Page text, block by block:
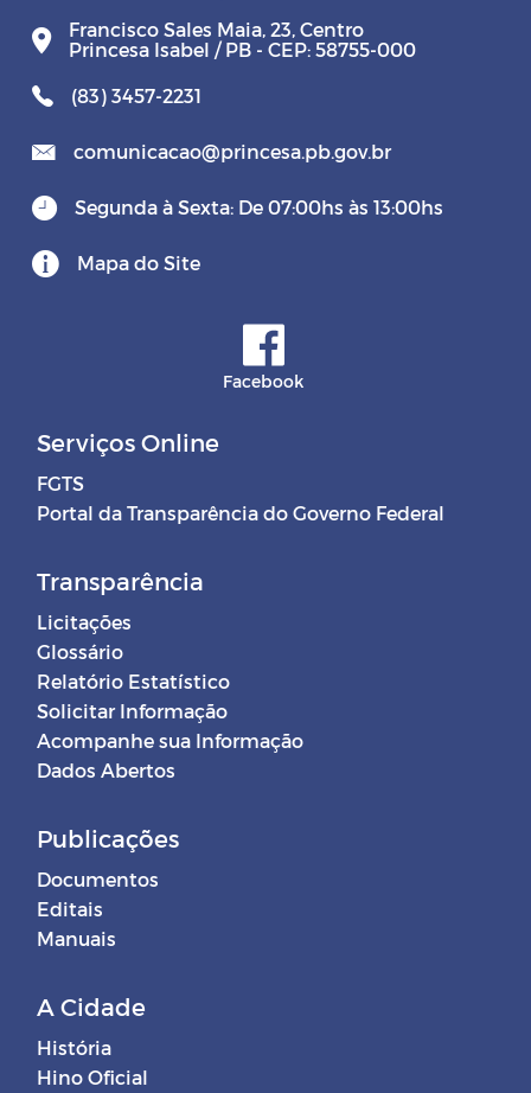
Francisco Sales Maia, 23, Centro
Princesa Isabel / PB - CEP: 58755-000
(83) 3457-2231
comunicacao@princesa.pb.gov.br
Segunda à Sexta: De 07:00hs às 13:00hs
Mapa do Site
Facebook
Serviços Online
FGTS
Portal da Transparência do Governo Federal
Transparência
Licitações
Glossário
Relatório Estatístico
Solicitar Informação
Acompanhe sua Informação
Dados Abertos
Publicações
Documentos
Editais
Manuais
A Cidade
História
Hino Oficial